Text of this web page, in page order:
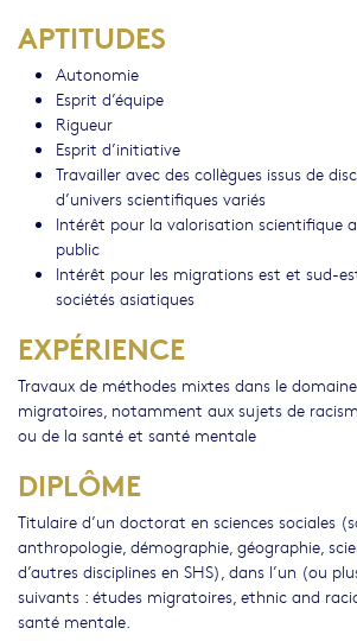
APTITUDES
Autonomie
Esprit d’équipe
Rigueur
Esprit d’initiative
Travailler avec des collègues issus de
d’univers scientifiques variés
Intérêt pour la valorisation scientifique
public
Intérêt pour les migrations est et sud-
sociétés asiatiques
EXPÉRIENCE
Travaux de méthodes mixtes dans le
migratoires, notamment aux sujets de
ou de la santé et santé mentale
DIPLÔME
Titulaire d’un doctorat en sciences sociales
anthropologie, démographie, géographie,
d’autres disciplines en SHS), dans l’un (ou
suivants : études migratoires, ethnic and
santé mentale.